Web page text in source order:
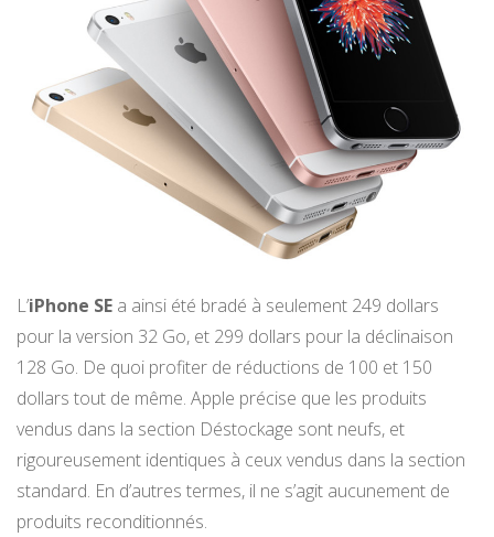
L’iPhone SE a ainsi été bradé à seulement 249 dollars
pour la version 32 Go, et 299 dollars pour la déclinaison
128 Go. De quoi profiter de réductions de 100 et 150
dollars tout de même. Apple précise que les produits
vendus dans la section Déstockage sont neufs, et
rigoureusement identiques à ceux vendus dans la section
standard. En d’autres termes, il ne s’agit aucunement de
produits reconditionnés.